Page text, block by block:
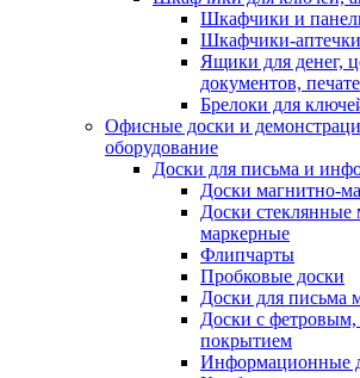
Шкафчики и
Шкафчики-аптечки
Ящики для денег,
документов,
Брелоки для
Офисные доски и
оборудование
Доски для письма и
Доски магнитно-
Доски стеклянные
маркерные
Флипчарты
Пробковые доски
Доски для письма
Доски с
покрытием
Информационные